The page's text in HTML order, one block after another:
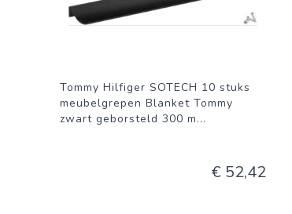
Tommy Hilfiger SOTECH 10 stuks
meubelgrepen Blanket Tommy
zwart geborsteld 300 m...
€ 52,42